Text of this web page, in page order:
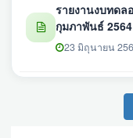
รายงานงบทดล
กุมภาพันธ์ 2564
23 มิถุนายน